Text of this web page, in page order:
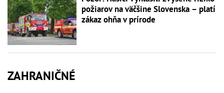
požiarov na väčšine Slovenska – platí
zákaz ohňa v prírode
ZAHRANIČNÉ